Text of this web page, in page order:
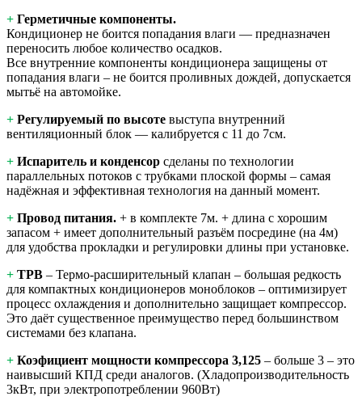
+ Герметичные компоненты.
Кондиционер не боится попадания влаги — предназначен
переносить любое количество осадков.
Все внутренние компоненты кондиционера защищены от
попадания влаги – не боится проливных дождей, допускается
мытьё на автомойке.
+ Регулируемый по высоте выступа внутренний
вентиляционный блок — калибруется с 11 до 7см.
+ Испаритель и конденсор сделаны по технологии
параллельных потоков с трубками плоской формы – самая
надёжная и эффективная технология на данный момент.
+ Провод питания. + в комплекте 7м. + длина с хорошим
запасом + имеет дополнительный разъём посредине (на 4м)
для удобства прокладки и регулировки длины при установке.
+ ТРВ – Термо-расширительный клапан – большая редкость
для компактных кондиционеров моноблоков – оптимизирует
процесс охлаждения и дополнительно защищает компрессор.
Это даёт существенное преимущество перед большинством
системами без клапана.
+ Коэфициент мощности компрессора 3,125 – больше 3 – это
наивысший КПД среди аналогов. (Хладопроизводительность
3кВт, при электропотреблении 960Вт)